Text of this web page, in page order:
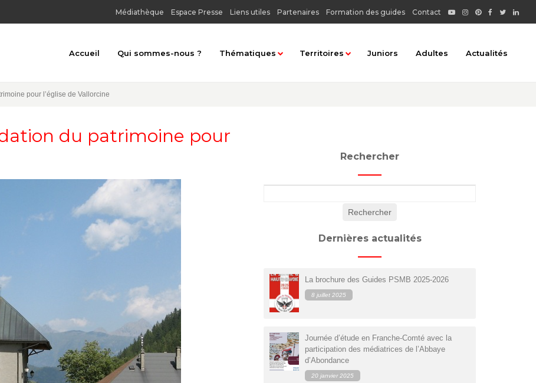
Accueil Qui sommes-nous ? Thématiques
Archéologie
Ski et sports d'hiver
Traditions populaires
Territoires
Faucigny : Basse vallée de l'Arve
Maurienne
Tarentaise
Juniors Adultes Actualités
Médiathèque Espace Presse Liens utiles Partenaires Formation des guides Contact
pour l’église de Vallorcine
du patrimoine pour
Rechercher
Dernières actualités
La brochure des Guides PSMB 2025-2026
8 juillet 2025
Journée d’étude en Franche-Comté avec la
participation des médiatrices de l’Abbaye
d’Abondance
20 janvier 2025